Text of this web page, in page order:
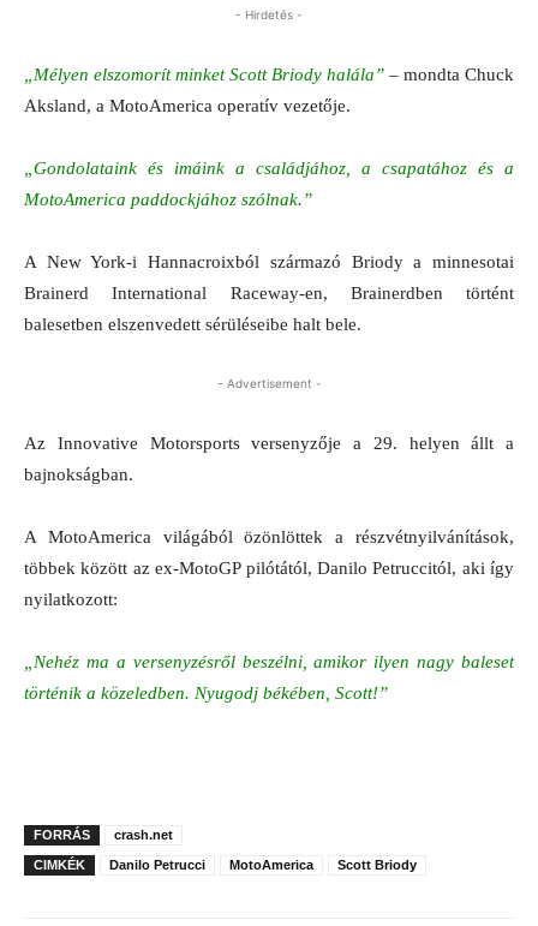
- Hirdetés -
„Mélyen elszomorít minket Scott Briody halála” – mondta Chuck
Aksland, a MotoAmerica operatív vezetője.
„Gondolataink és imáink a családjához, a csapatához és a
MotoAmerica paddockjához szólnak.”
A New York-i Hannacroixból származó Briody a minnesotai
Brainerd International Raceway-en, Brainerdben történt
balesetben elszenvedett sérüléseibe halt bele.
- Advertisement -
Az Innovative Motorsports versenyzője a 29. helyen állt a
bajnokságban.
A MotoAmerica világából özönlöttek a részvétnyilvánítások,
többek között az ex-MotoGP pilótától, Danilo Petruccitól, aki így
nyilatkozott:
„Nehéz ma a versenyzésről beszélni, amikor ilyen nagy baleset
történik a közeledben. Nyugodj békében, Scott!”
FORRÁS crash.net
CIMKÉK Danilo Petrucci MotoAmerica Scott Briody